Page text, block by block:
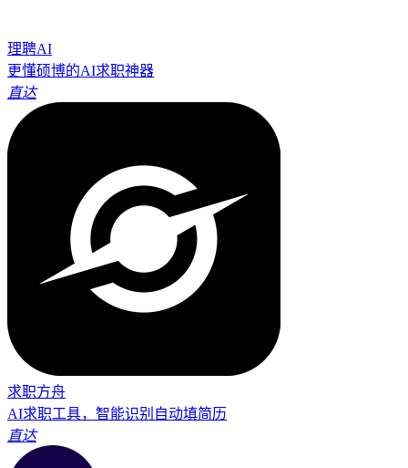
理聘AI
更懂硕博的AI求职神器
直达
求职方舟
AI求职工具，智能识别自动填简历
直达